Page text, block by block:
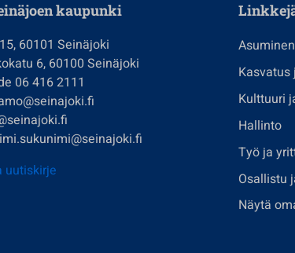
kaupunki
60101 Seinäjoki
6, 60100 Seinäjoki
06 416 2111
uutiskirje
Kulttuuri
Hallinto
Työ ja
Osallistu
Näytä